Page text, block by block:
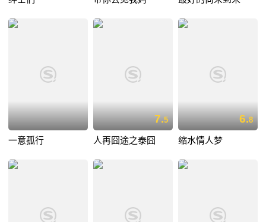
一意孤行
7.5
人再囧途之泰囧
6.8
缩水情人梦